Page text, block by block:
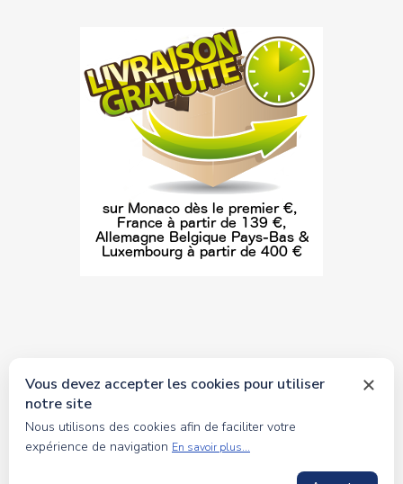
© 2026 tous droits réservés Toyscollection. Réalisation
oceanesoft.com
Vous devez accepter les cookies pour utiliser
notre site
Nous utilisons des cookies afin de faciliter votre
expérience de navigation En savoir plus...